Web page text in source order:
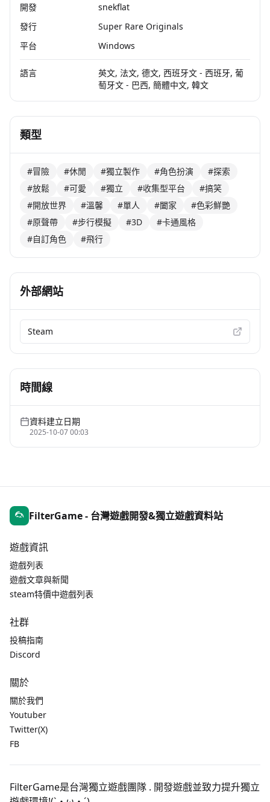
開發
snekflat
發行
Super Rare Originals
平台
Windows
語言
英文, 法文, 德文, 西班牙文 - 西班牙, 葡
萄牙文 - 巴西, 簡體中文, 韓文
類型
#冒險 #休閒 #獨立製作 #角色扮演
#探索
#放鬆
#可愛 #獨立 #收集型平台
#搞笑
#開放世界
#溫馨 #單人 #闔家
#色彩鮮艷
#原聲帶
#步行模擬 #3D
#卡通風格
#自訂角色
#飛行
外部網站
Steam
時間線
資料建立日期
2025-10-07 00:03
FilterGame - 台灣遊戲開發&獨立遊戲資料站
遊戲資訊
遊戲列表
遊戲文章與新聞
steam特價中遊戲列表
社群
投稿指南
Discord
關於
關於我們
Youtuber
Twitter(X)
FB
FilterGame是台灣獨立遊戲團隊 . 開發遊戲並致力提升獨立